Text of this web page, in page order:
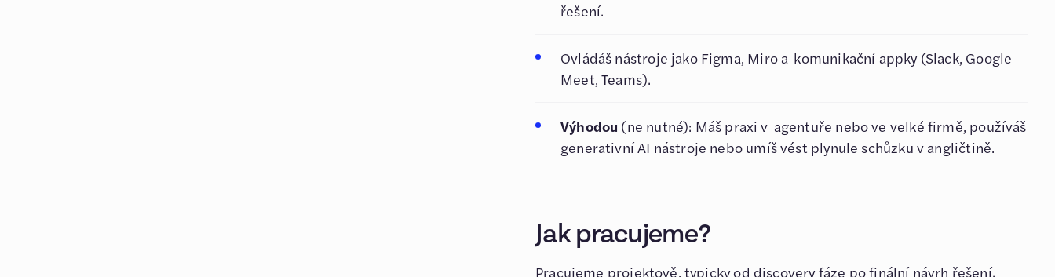
řešení.
Ovládáš nástroje jako Figma, Miro a komunikační appky (Slack, Google
Meet, Teams).
Výhodou (ne nutné): Máš praxi v agentuře nebo ve velké firmě, používáš
generativní AI nástroje nebo umíš vést plynule schůzku v angličtině.
Jak pracujeme?
Pracujeme projektově, typicky od discovery fáze po finální návrh řešení.